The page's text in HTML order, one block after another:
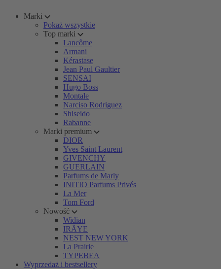
Marki
Pokaż wszystkie
Top marki
Lancôme
Armani
Kérastase
Jean Paul Gaultier
SENSAI
Hugo Boss
Montale
Narciso Rodriguez
Shiseido
Rabanne
Marki premium
DIOR
Yves Saint Laurent
GIVENCHY
GUERLAIN
Parfums de Marly
INITIO Parfums Privés
La Mer
Tom Ford
Nowość
Widian
IRÄYE
NEST NEW YORK
La Prairie
TYPEBEA
Wyprzedaż i bestsellery